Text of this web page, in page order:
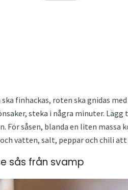
finhackas, roten ska gnidas
steka i några minuter.
såsen, blanda en liten massa
vatten, salt, peppar och chili att
sås från svamp